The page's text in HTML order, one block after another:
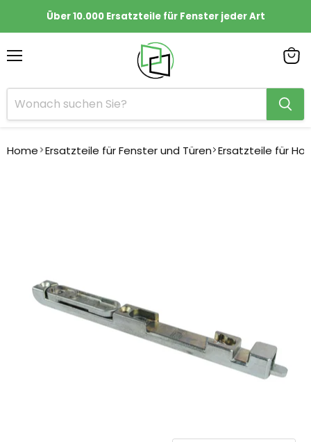
Über 10.000 Ersatzteile für Fenster jeder Art
Home Ersatzteile für Fenster und Türen Ersatzteile für